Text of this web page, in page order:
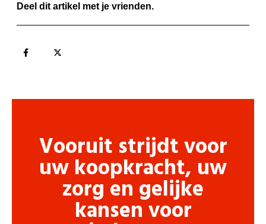
Deel dit artikel met je vrienden.
Vooruit strijdt voor
uw koopkracht, uw
zorg en gelijke
kansen voor